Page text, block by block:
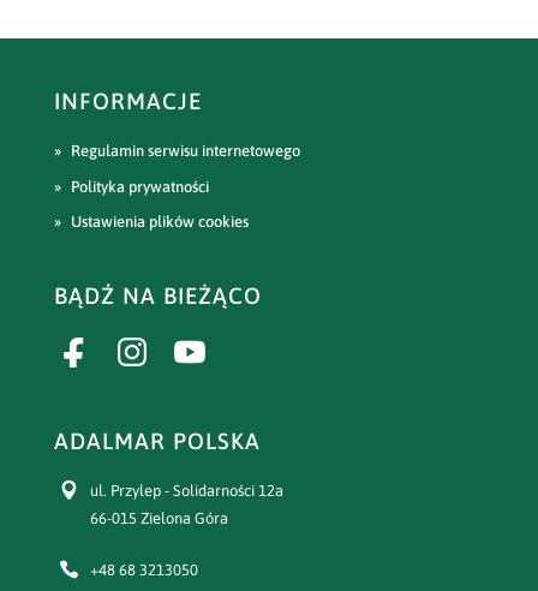
INFORMACJE
Regulamin serwisu internetowego
Polityka prywatności
Ustawienia plików cookies
BĄDŹ NA BIEŻĄCO
ADALMAR POLSKA
ul. Przylep - Solidarności 12a
66-015 Zielona Góra
+48 68 3213050